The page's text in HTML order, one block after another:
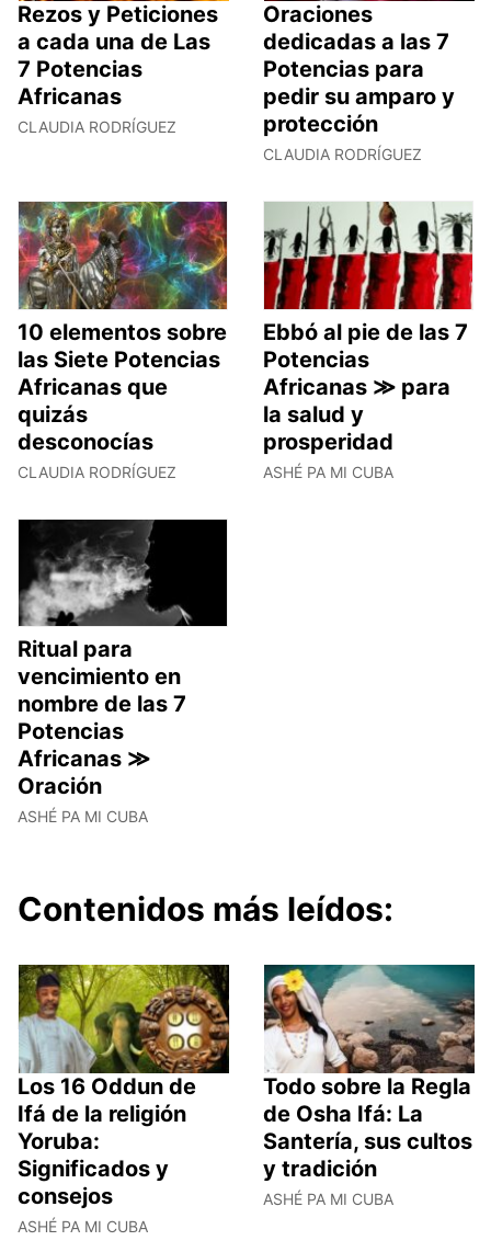
Rezos y Peticiones
a cada una de Las
7 Potencias
Africanas
CLAUDIA RODRÍGUEZ
Oraciones
dedicadas a las 7
Potencias para
pedir su amparo y
protección
CLAUDIA RODRÍGUEZ
10 elementos sobre
las Siete Potencias
Africanas que
quizás
desconocías
CLAUDIA RODRÍGUEZ
Ebbó al pie de las 7
Potencias
Africanas ≫ para
la salud y
prosperidad
ASHÉ PA MI CUBA
Ritual para
vencimiento en
nombre de las 7
Potencias
Africanas ≫
Oración
ASHÉ PA MI CUBA
Contenidos más leídos:
Los 16 Oddun de
Ifá de la religión
Yoruba:
Significados y
consejos
ASHÉ PA MI CUBA
Todo sobre la Regla
de Osha Ifá: La
Santería, sus cultos
y tradición
ASHÉ PA MI CUBA